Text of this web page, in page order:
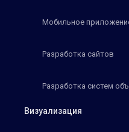
Мобильное
Разработка сайтов
Разработка систем
Визуализация